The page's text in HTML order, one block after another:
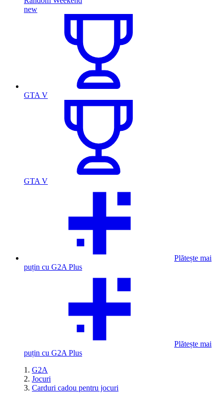
new
GTA V
GTA V
Plătește mai
puțin cu G2A Plus
Plătește mai
puțin cu G2A Plus
G2A
Jocuri
Carduri cadou pentru jocuri